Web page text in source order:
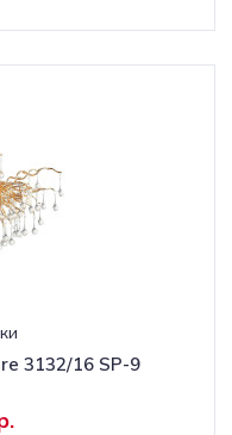
3132/16 SP-9